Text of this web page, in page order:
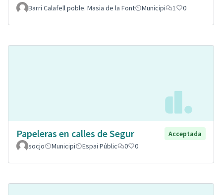
Barri Calafell poble. Masia de la Font Municipi 1 0
Papeleras en calles de Segur
Acceptada
socjo
Municipi Espai Públic 0 0